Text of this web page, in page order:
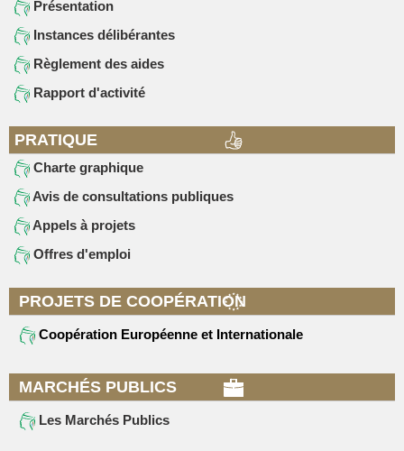
Présentation
Instances délibérantes
Règlement des aides
Rapport d'activité
PRATIQUE
Charte graphique
Avis de consultations publiques
Appels à projets
Offres d'emploi
PROJETS DE COOPÉRATION
Coopération Européenne et Internationale
MARCHÉS PUBLICS
Les Marchés Publics